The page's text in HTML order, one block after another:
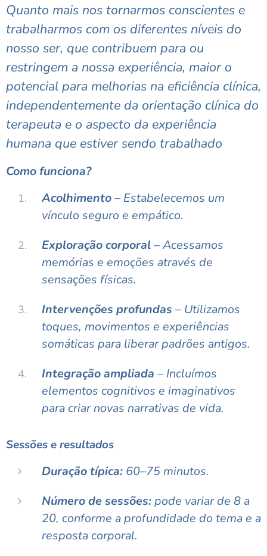
Quanto mais nos tornarmos conscientes e
trabalharmos com os diferentes níveis do
nosso ser, que contribuem para ou
restringem a nossa experiência, maior o
potencial para melhorias na eficiência clínica,
independentemente da orientação clínica do
terapeuta e o aspecto da experiência
humana que estiver sendo trabalhado
Como funciona?
Acolhimento– Estabelecemos um
vínculo seguro e empático.
Exploração corporal– Acessamos
memórias e emoções através de
sensações físicas.
Intervenções profundas – Utilizamos
toques, movimentos e experiências
somáticas para liberar padrões antigos.
Integração ampliada – Incluímos
elementos cognitivos e imaginativos
para criar novas narrativas de vida.
Sessões e resultados
Duração típica: 60–75 minutos.
Número de sessões:pode variar de 8 a
20, conforme a profundidade do tema e a
resposta corporal.